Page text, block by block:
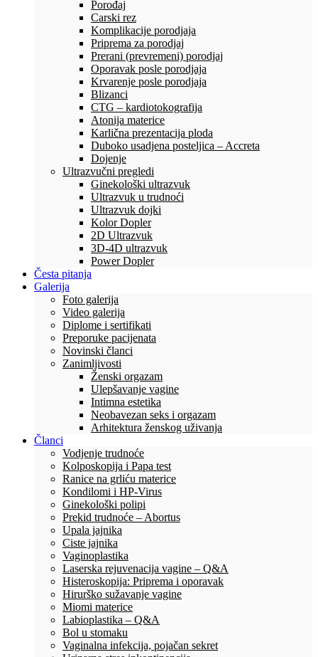
Porođaj
Carski rez
Komplikacije porodjaja
Priprema za porodjaj
Prerani (prevremeni) porodjaj
Oporavak posle porodjaja
Krvarenje posle porodjaja
Blizanci
CTG – kardiotokografija
Atonija materice
Karlična prezentacija ploda
Duboko usadjena posteljica – Accreta
Dojenje
Ultrazvučni pregledi
Ginekološki ultrazvuk
Ultrazvuk u trudnoći
Ultrazvuk dojki
Kolor Dopler
2D Ultrazvuk
3D-4D ultrazvuk
Power Dopler
Česta pitanja
Galerija
Foto galerija
Video galerija
Diplome i sertifikati
Preporuke pacijenata
Novinski članci
Zanimljivosti
Ženski orgazam
Ulepšavanje vagine
Intimna estetika
Neobavezan seks i orgazam
Arhitektura ženskog uživanja
Članci
Vodjenje trudnoće
Kolposkopija i Papa test
Ranice na grliću materice
Kondilomi i HP-Virus
Ginekološki polipi
Prekid trudnoće – Abortus
Upala jajnika
Ciste jajnika
Vaginoplastika
Laserska rejuvenacija vagine – Q&A
Histeroskopija: Priprema i oporavak
Hirurško sužavanje vagine
Miomi materice
Labioplastika – Q&A
Bol u stomaku
Vaginalna infekcija, pojačan sekret